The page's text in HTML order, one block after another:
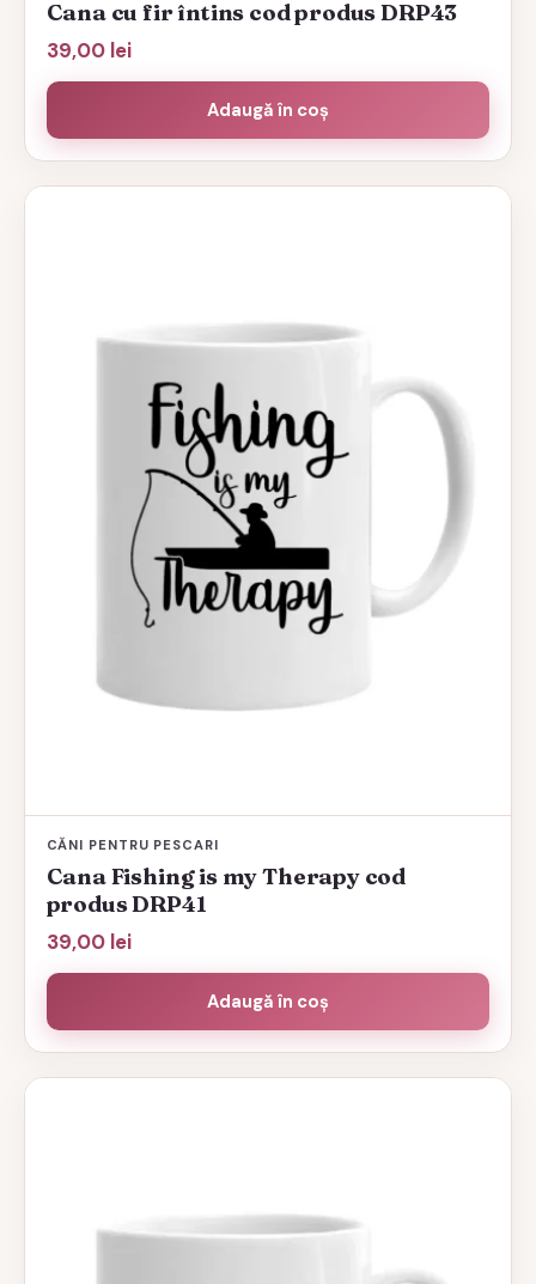
Cana cu fir întins cod produs DRP43
39,00 lei
Adaugă în coș
CĂNI PENTRU PESCARI
Cana Fishing is my Therapy cod
produs DRP41
39,00 lei
Adaugă în coș